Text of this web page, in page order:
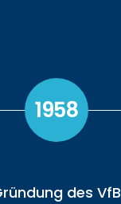
1958
des VfB